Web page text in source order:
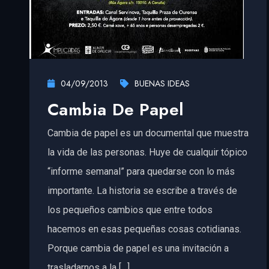
04/09/2013 BUENAS IDEAS
Cambia De Papel
Cambia de papel es un documental que muestra
la vida de las personas. Huye de cualquir tópico
“informe semanal” para quedarse con lo más
importante. La historia se escribe a través de
los pequeños cambios que entre todos
hacemos en esas pequeñas cosas cotidianas.
Porque cambia de papel es una invitación a